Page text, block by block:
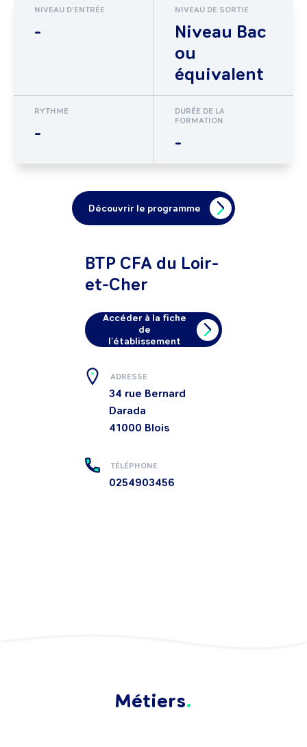
NIVEAU D'ENTRÉE
-
NIVEAU DE SORTIE
Niveau Bac
ou
équivalent
RYTHME
-
DURÉE DE LA
FORMATION
-
Découvrir le programme
BTP CFA du Loir-
et-Cher
Accéder à la fiche
de
l'établissement
ADRESSE
34 rue Bernard
Darada
41000 Blois
TÉLÉPHONE
0254903456
Métiers